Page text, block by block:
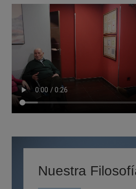
Nuestra